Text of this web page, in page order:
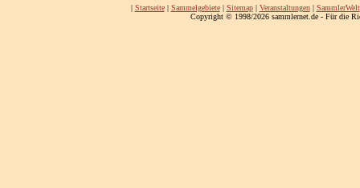
| Startseite| Sammelgebiete| Sitemap| Veranstaltungen| SammlerWelt
Copyright © 1998/2026 sammlernet.de - Für die